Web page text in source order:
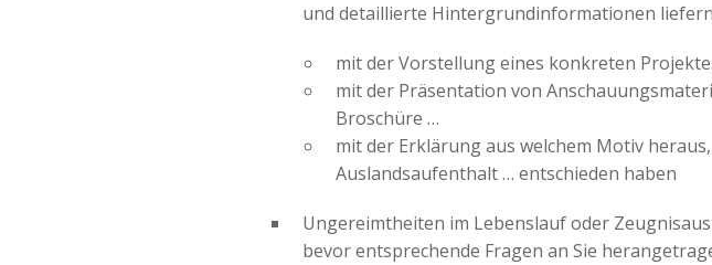
und detaillierte Hintergrundinformationen
mit der Vorstellung eines konkreten
mit der Präsentation von
Broschüre …
mit der Erklärung aus welchem Motiv
Auslandsaufenthalt … entschieden haben
Ungereimtheiten im Lebenslauf oder
bevor entsprechende Fragen an Sie